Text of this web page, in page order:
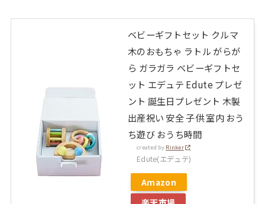
ベビーギフトセット クルマ
木のおもちゃ ラトル がらが
ら ガラガラ ベビーギフトセ
ット エデュテ Edute プレゼ
ント 誕生日プレゼント 木製
出産祝い 安全 子供 室内 おう
ち遊び おうち時間
created by Rinker
Edute(エデュテ)
Amazon